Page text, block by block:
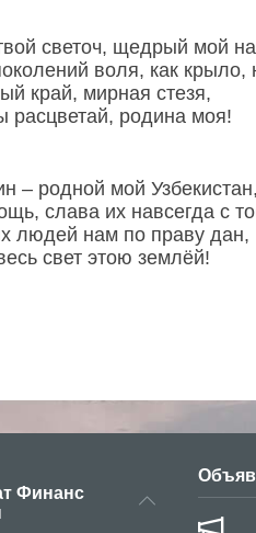
светоч, щедрый мой
воля, как крыло,
край, мирная стезя,
расцветай, родина моя!
– родной мой Узбекистан,
слава их навсегда с
людей нам по праву дан,
свет этою землёй!
Финанс